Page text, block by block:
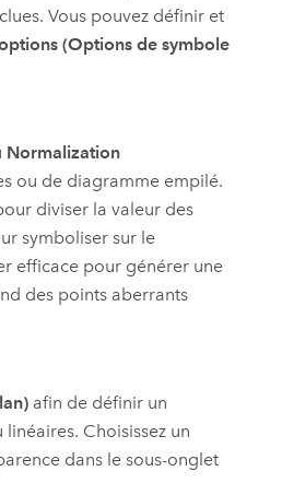
Vous pouvez définir et
(Options de symbole
Normalization
ou de diagramme empilé.
diviser la valeur des
symboliser sur le
efficace pour générer une
des points aberrants
afin de définir un
Choisissez un
dans le sous-onglet